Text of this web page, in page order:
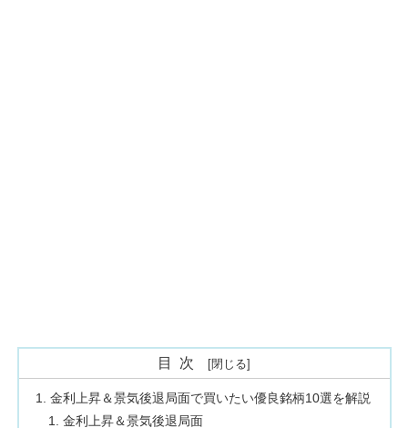
目次
金利上昇＆景気後退局面で買いたい優良銘柄10選を解説
金利上昇＆景気後退局面